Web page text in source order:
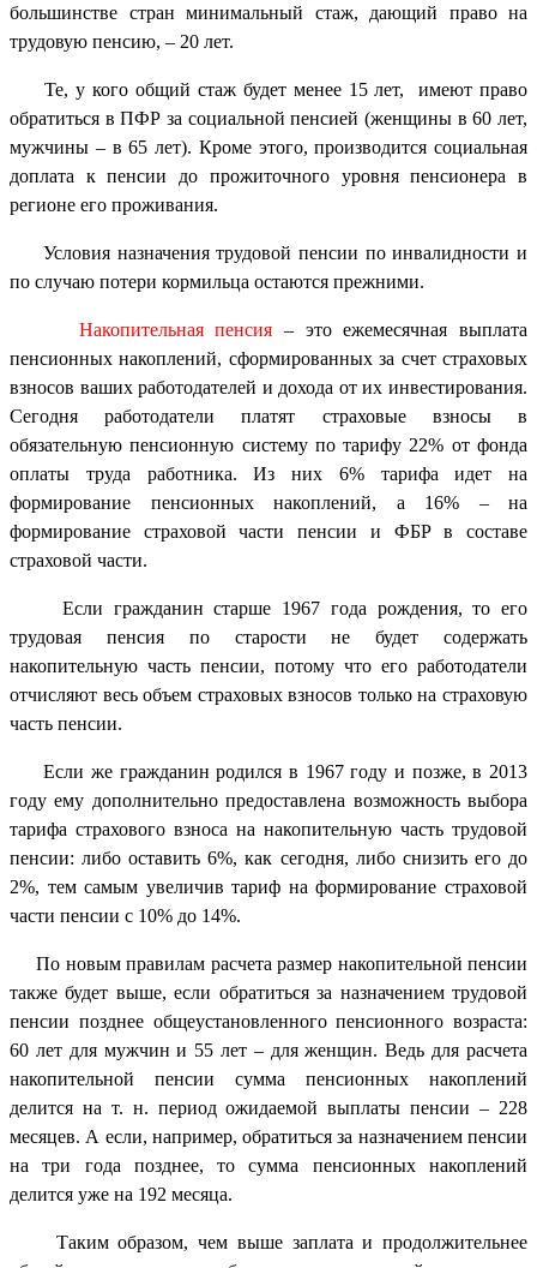
большинстве стран минимальный стаж, дающий право на
трудовую пенсию, – 20 лет.
Те, у кого общий стаж будет менее 15 лет, имеют право
обратиться в ПФР за социальной пенсией (женщины в 60 лет,
мужчины – в 65 лет). Кроме этого, производится социальная
доплата к пенсии до прожиточного уровня пенсионера в
регионе его проживания.
Условия назначения трудовой пенсии по инвалидности и
по случаю потери кормильца остаются прежними.
Накопительная пенсия – это ежемесячная выплата
пенсионных накоплений, сформированных за счет страховых
взносов ваших работодателей и дохода от их инвестирования.
Сегодня работодатели платят страховые взносы в
обязательную пенсионную систему по тарифу 22% от фонда
оплаты труда работника. Из них 6% тарифа идет на
формирование пенсионных накоплений, а 16% – на
формирование страховой части пенсии и ФБР в составе
страховой части.
Если гражданин старше 1967 года рождения, то его
трудовая пенсия по старости не будет содержать
накопительную часть пенсии, потому что его работодатели
отчисляют весь объем страховых взносов только на страховую
часть пенсии.
Если же гражданин родился в 1967 году и позже, в 2013
году ему дополнительно предоставлена возможность выбора
тарифа страхового взноса на накопительную часть трудовой
пенсии: либо оставить 6%, как сегодня, либо снизить его до
2%, тем самым увеличив тариф на формирование страховой
части пенсии с 10% до 14%.
По новым правилам расчета размер накопительной пенсии
также будет выше, если обратиться за назначением трудовой
пенсии позднее общеустановленного пенсионного возраста:
60 лет для мужчин и 55 лет – для женщин. Ведь для расчета
накопительной пенсии сумма пенсионных накоплений
делится на т. н. период ожидаемой выплаты пенсии – 228
месяцев. А если, например, обратиться за назначением пенсии
на три года позднее, то сумма пенсионных накоплений
делится уже на 192 месяца.
Таким образом, чем выше заплата и продолжительнее